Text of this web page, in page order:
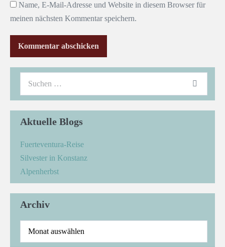
Name, E-Mail-Adresse und Website in diesem Browser für
meinen nächsten Kommentar speichern.
Aktuelle Blogs
Fuerteventura-Reise
Silvester in Konstanz
Alpenherbst
Archiv